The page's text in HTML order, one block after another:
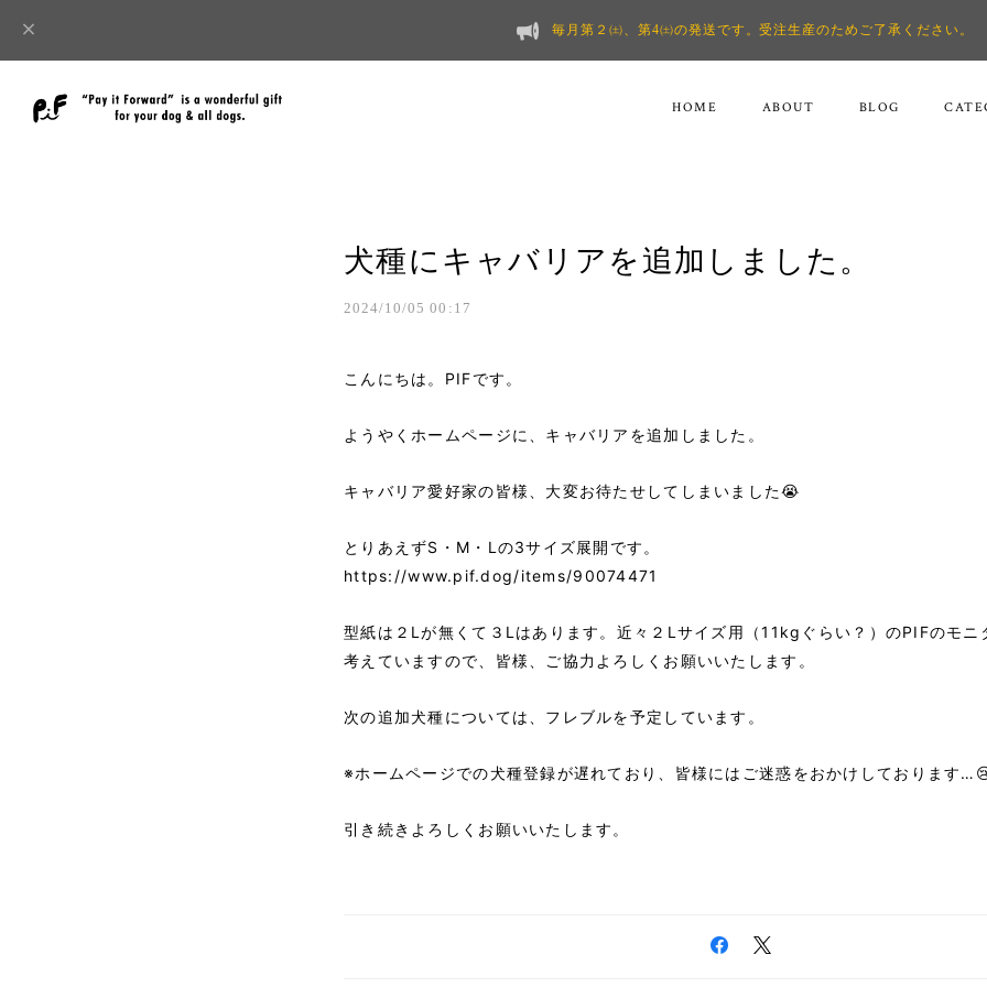
毎月第２㈯、第4㈯の発送です。受注生産のためご了承ください。
HOME ABOUT BLOG
犬種にキャバリアを追加しました。
2024/10/05 00:17
こんにちは。PIFです。
ようやくホームページに、キャバリアを追加しました。
キャバリア愛好家の皆様、大変お待たせしてしまいました😭
とりあえずS・M・Lの3サイズ展開です。
https://www.pif.dog/items/90074471
型紙は２Lが無くて３Lはあります。近々２Lサイズ用（11kgぐらい？）のPIFのモニ
考えていますので、皆様、ご協力よろしくお願いいたします。
次の追加犬種については、フレブルを予定しています。
※ホームページでの犬種登録が遅れており、皆様にはご迷惑をおかけしております
引き続きよろしくお願いいたします。